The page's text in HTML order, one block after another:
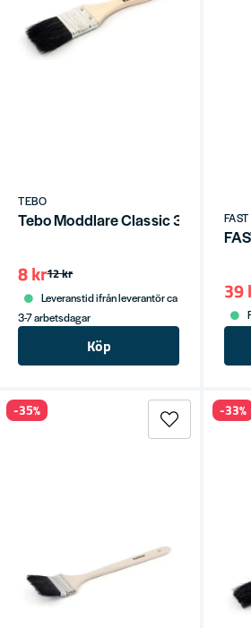
Svart
TEBO
Tebo Moddlare Classic 35mm
12 kr
8 kr
Leveranstid ifrån leverantör ca
3-7 arbetsdagar
Köp
FAST
39
-35% -33%